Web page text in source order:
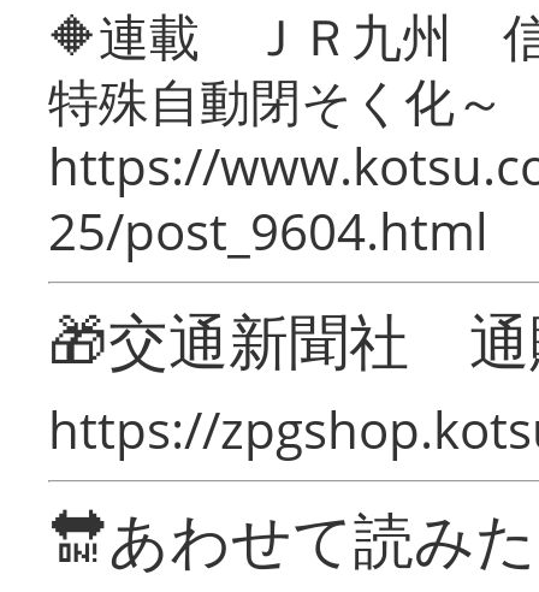
🔶連載 ＪＲ九州 信
特殊自動閉そく化～
https://
25/post_9604.html
🎁交通新聞社
https://
🔛あわせて読み